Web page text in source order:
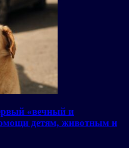
«вечный и
детям, животным и